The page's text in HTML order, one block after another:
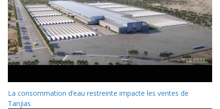
La consommation d’eau restreinte impacte les ventes de
Tanjias